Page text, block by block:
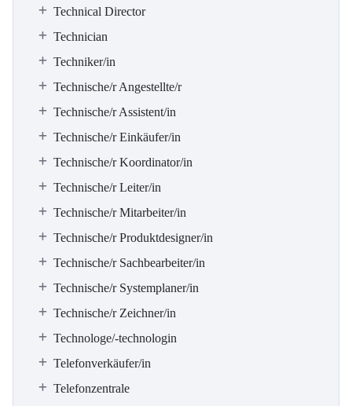
Technical Director
Technician
Techniker/in
Technische/r Angestellte/r
Technische/r Assistent/in
Technische/r Einkäufer/in
Technische/r Koordinator/in
Technische/r Leiter/in
Technische/r Mitarbeiter/in
Technische/r Produktdesigner/in
Technische/r Sachbearbeiter/in
Technische/r Systemplaner/in
Technische/r Zeichner/in
Technologe/-technologin
Telefonverkäufer/in
Telefonzentrale